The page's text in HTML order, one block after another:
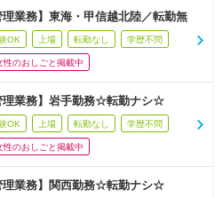
業務】東海・甲信越北陸／転勤無
OK 上場 転勤なし 学歴不問
性のおしごと掲載中
理業務】岩手勤務☆転勤ナシ☆
OK 上場 転勤なし 学歴不問
性のおしごと掲載中
理業務】関西勤務☆転勤ナシ☆